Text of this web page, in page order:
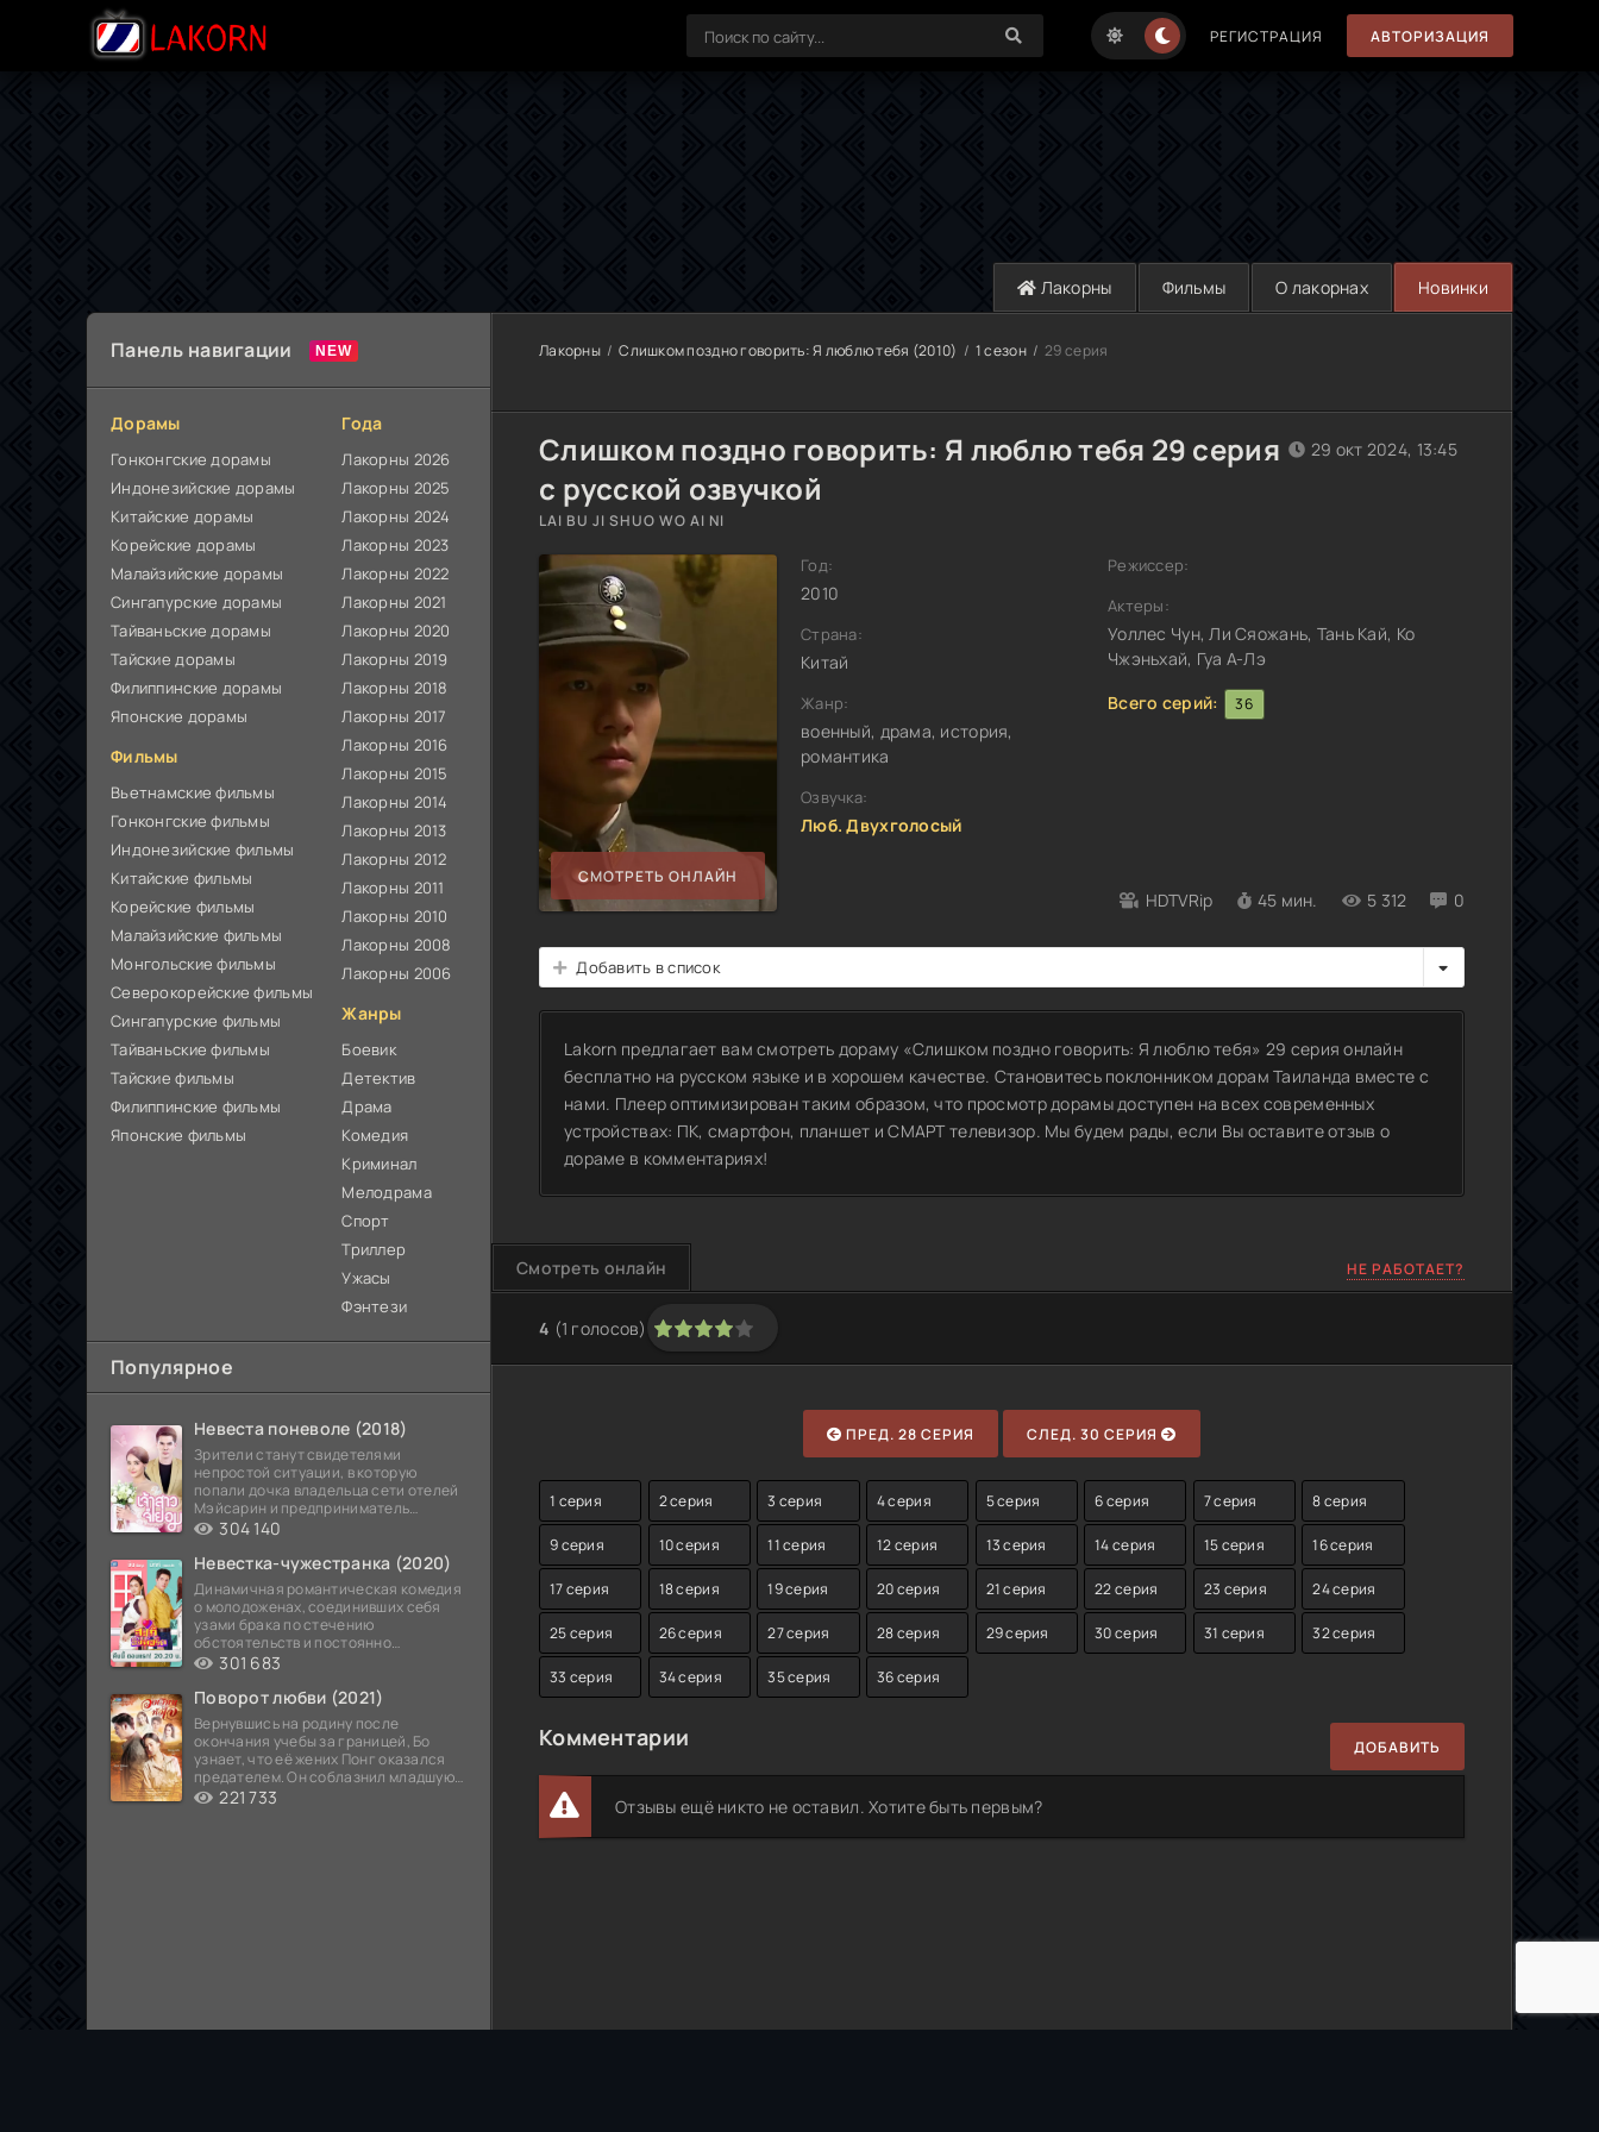
РЕГИСТРАЦИЯ АВТОРИЗАЦИЯ
Лакорны Фильмы О лакорнах Новинки
Панель навигации
Дорамы
Гонконгские дорамы
Индонезийские дорамы
Китайские дорамы
Корейские дорамы
Малайзийские дорамы
Сингапурские дорамы
Тайваньские дорамы
Тайские дорамы
Филиппинские дорамы
Японские дорамы
Фильмы
Вьетнамские фильмы
Гонконгские фильмы
Индонезийские фильмы
Китайские фильмы
Корейские фильмы
Малайзийские фильмы
Монгольские фильмы
Северокорейские фильмы
Сингапурские фильмы
Тайваньские фильмы
Тайские фильмы
Филиппинские фильмы
Японские фильмы
Года
Лакорны 2026
Лакорны 2025
Лакорны 2024
Лакорны 2023
Лакорны 2022
Лакорны 2021
Лакорны 2020
Лакорны 2019
Лакорны 2018
Лакорны 2017
Лакорны 2016
Лакорны 2015
Лакорны 2014
Лакорны 2013
Лакорны 2012
Лакорны 2011
Лакорны 2010
Лакорны 2008
Лакорны 2006
Жанры
Боевик
Детектив
Драма
Комедия
Криминал
Мелодрама
Спорт
Триллер
Ужасы
Фэнтези
Популярное
Невеста поневоле (2018)
Зрители станут свидетелями
непростой ситуации, в которую
попали дочка владельца сети отелей
Мэйсарин и предприниматель
Кетдэн. Обоих главных героев
304 140
Невестка-чужестранка (2020)
Динамичная романтическая комедия
о молодоженах, соединивших себя
узами брака по стечению
обстоятельств и постоянно
попадающих в курьезные ситуации...
301 683
Поворот любви (2021)
Вернувшись на родину после
окончания учебы за границей, Бо
узнает, что её жених Понг оказался
предателем. Он соблазнил младшую
сестру хозяина
221 733
Лакорны Слишком поздно говорить: Я люблю тебя (2010) 1 сезон 29 серия
Слишком поздно говорить: Я люблю тебя 29 серия
с русской озвучкой
LAI BU JI SHUO WO AI NI
СМОТРЕТЬ ОНЛАЙН
Год:
2010
Страна:
Китай
Жанр:
военный, драма, история,
романтика
Озвучка:
Люб. Двухголосый
HDTVRip 45 мин. 5 312 0
29 окт 2024, 13:45
Режиссер:
Актеры:
Уоллес Чун, Ли Сяожань, Тань Кай, Ко
Чжэньхай, Гуа А-Лэ
Всего серий:
36
Добавить в список
Lakorn предлагает вам смотреть дораму «Слишком поздно говорить: Я люблю тебя» 29 серия онлайн
бесплатно на русском языке и в хорошем качестве. Становитесь поклонником дорам Таиланда вместе с
нами. Плеер оптимизирован таким образом, что просмотр дорамы доступен на всех современных
устройствах: ПК, смартфон, планшет и СМАРТ телевизор. Мы будем рады, если Вы оставите отзыв о
дораме в комментариях!
Смотреть онлайн НЕ РАБОТАЕТ?
4 (1 голосов)
1 2 3 4 5
ПРЕД. 28 СЕРИЯ СЛЕД. 30 СЕРИЯ
1 серия 2 серия 3 серия 4 серия 5 серия 6 серия 7 серия 8 серия
9 серия 10 серия 11 серия 12 серия 13 серия 14 серия 15 серия 16 серия
17 серия 18 серия 19 серия 20 серия 21 серия 22 серия 23 серия 24 серия
25 серия 26 серия 27 серия 28 серия 29 серия 30 серия 31 серия 32 серия
33 серия 34 серия 35 серия 36 серия
Комментарии ДОБАВИТЬ
Отзывы ещё никто не оставил. Хотите быть первым?